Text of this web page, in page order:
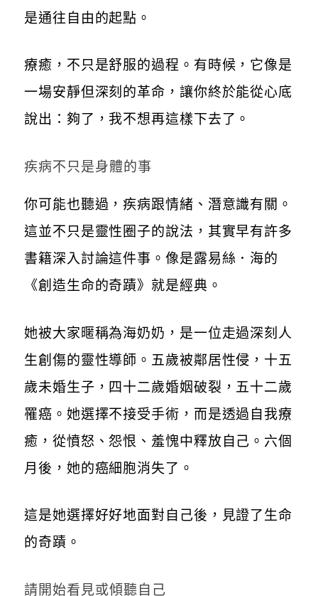
是通往自由的起點。
療癒，不只是舒服的過程。有時候，它像是
一場安靜但深刻的革命，讓你終於能從心底
說出：夠了，我不想再這樣下去了。
疾病不只是身體的事
你可能也聽過，疾病跟情緒、潛意識有關。
這並不只是靈性圈子的說法，其實早有許多
書籍深入討論這件事。像是露易絲．海的
《創造生命的奇蹟》就是經典。
她被大家暱稱為海奶奶，是一位走過深刻人
生創傷的靈性導師。五歲被鄰居性侵，十五
歲未婚生子，四十二歲婚姻破裂，五十二歲
罹癌。她選擇不接受手術，而是透過自我療
癒，從憤怒、怨恨、羞愧中釋放自己。六個
月後，她的癌細胞消失了。
這是她選擇好好地面對自己後，見證了生命
的奇蹟。
請開始看見或傾聽自己